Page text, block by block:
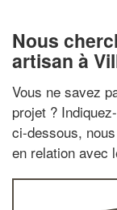
Nous
artisan à
Vous ne savez
projet ?
ci-dessous,
en relation avec